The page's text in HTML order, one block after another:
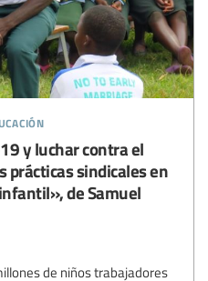
y luchar contra el
prácticas sindicales en
de Samuel
de niños trabajadores